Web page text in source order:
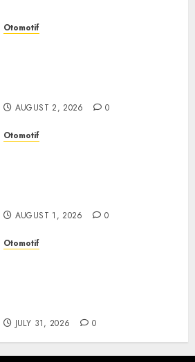
Otomotif
AUGUST 2, 2026 0
Otomotif
AUGUST 1, 2026 0
Otomotif
JULY 31, 2026 0